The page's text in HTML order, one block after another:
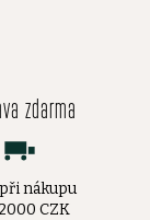
zdarma
nákupu
CZK